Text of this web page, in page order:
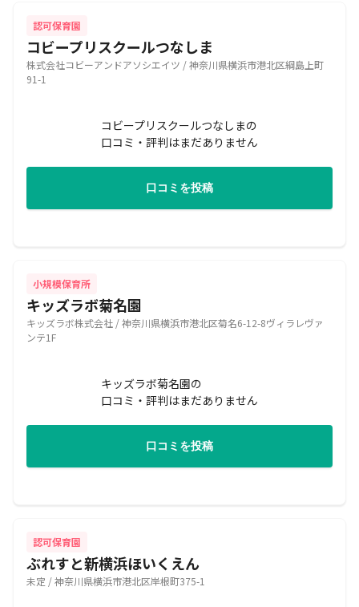
認可保育園
コビープリスクールつなしま
株式会社コビーアンドアソシエイツ / 神奈川県横浜市港北区綱島上町
91-1
コビープリスクールつなしまの
口コミ・評判はまだありません
口コミを投稿
小規模保育所
キッズラボ菊名園
キッズラボ株式会社 / 神奈川県横浜市港北区菊名6-12-8ヴィラレヴァ
ンテ1F
キッズラボ菊名園の
口コミ・評判はまだありません
口コミを投稿
認可保育園
ぶれすと新横浜ほいくえん
未定 / 神奈川県横浜市港北区岸根町375-1